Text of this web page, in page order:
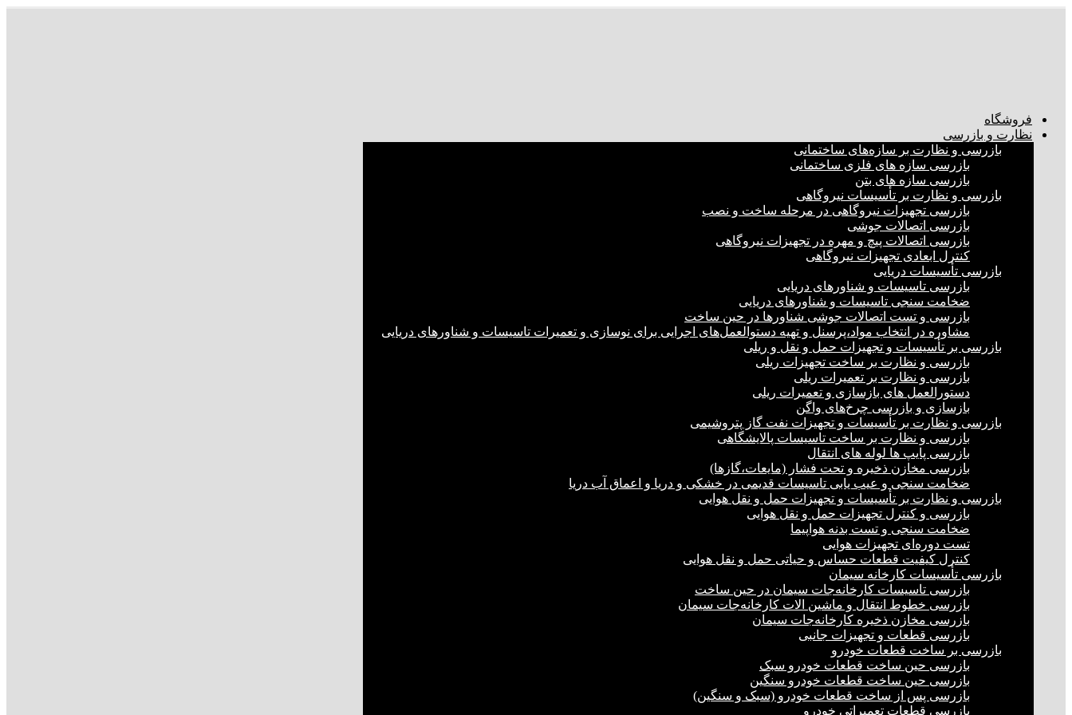
فروشگاه
نظارت و بازرسی
بازرسی و نظارت بر سازه‌های ساختمانی
بازرسی سازه های فلزی ساختمانی
بازرسی سازه های بتن
بازرسی و نظارت بر تأسیسات نیروگاهی
بازرسی تجهیزات نیروگاهی در مرحله ساخت و نصب
بازرسی اتصالات جوشی
بازرسی اتصالات پیچ و مهره در تجهیزات نیروگاهی
کنترل ابعادی تجهیزات نیروگاهی
بازرسی تأسیسات دریایی
بازرسی تاسیسات و شناورهای دریایی
ضخامت سنجی تاسیسات و شناورهای دریایی
بازرسی و تست اتصالات جوشی شناورها در حین ساخت
مشاوره در انتخاب مواد،پرسنل و تهیه دستوالعمل‌های اجرایی برای نوسازی و تعمیرات تاسیسات و شناورهای دریایی
بازرسی بر تأسیسات و تجهیزات حمل و نقل و ریلی
بازرسی و نظارت بر ساخت تجهیزات ریلی
بازرسی و نظارت بر تعمیرات ریلی
دستورالعمل های بازسازی و تعمیرات ریلی
بازسازی و بازرسی چرخ‌های واگن
بازرسی و نظارت بر تأسیسات و تجهیزات نفت گاز پتروشیمی
بازرسی و نظارت بر ساخت تاسیسات پالایشگاهی
بازرسی پایپ ها لوله های انتقال
بازرسی مخازن ذخیره و تحت فشار (مایعات،گازها)
ضخامت سنجی و عیب یابی تاسیسات قدیمی در خشکی و دریا و اعماق آب دریا
بازرسی و نظارت بر تأسیسات و تجهیزات حمل و نقل هوایی
بازرسی و کنترل تجهیزات حمل و نقل هوایی
ضخامت سنجی و تست بدنه هواپیما
تست دوره‌ای تجهیزات هوایی
کنترل کیفیت قطعات حساس و حیاتی حمل و نقل هوایی
بازرسی تأسیسات کارخانه سیمان
بازرسی تاسیسات کارخانه‌جات سیمان در حین ساخت
بازرسی خطوط انتقال و ماشین الات کارخانه‌جات سیمان
بازرسی مخازن ذخیره کارخانه‌جات سیمان
بازرسی قطعات و تجهیزات جانبی
بازرسی بر ساخت قطعات خودرو
بازرسی حین ساخت قطعات خودرو سبک
بازرسی حین ساخت قطعات خودرو سنگین
بازرسی پس از ساخت قطعات خودرو (سبک و سنگین)
بازرسی قطعات تعمیراتی خودرو